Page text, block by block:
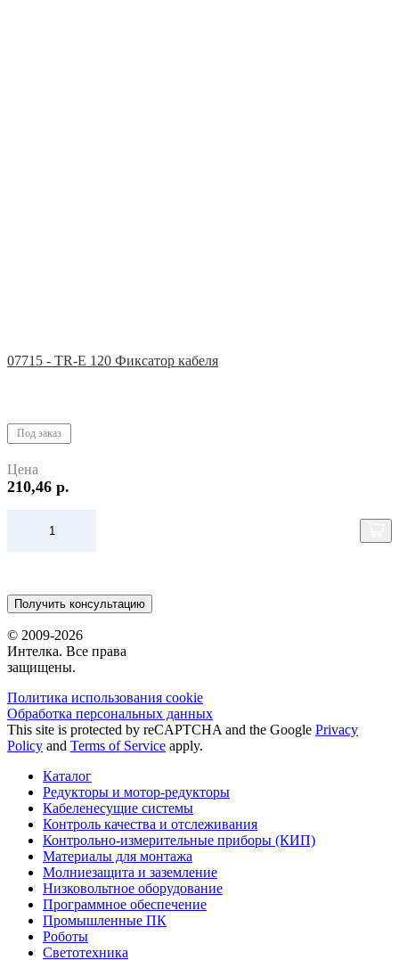
07715 - TR-E 120 Фиксатор кабеля
Под заказ
Цена
210,46 р.
Получить консультацию
© 2009-2026
Интелка. Все права
защищены.
Политика использования сookie
Обработка персональных данных
This site is protected by reCAPTCHA and the Google Privacy
Policy and Terms of Service apply.
Каталог
Редукторы и мотор-редукторы
Кабеленесущие системы
Контроль качества и отслеживания
Контрольно-измерительные приборы (КИП)
Материалы для монтажа
Молниезащита и заземление
Низковольтное оборудование
Программное обеспечение
Промышленные ПК
Роботы
Светотехника